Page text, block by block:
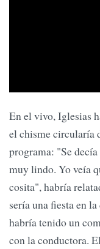
En el vivo, Iglesias
el chisme circularía
programa: "Se
muy lindo. Yo veía
cosita", habría
sería una fiesta en
habría tenido un
con la conductora.